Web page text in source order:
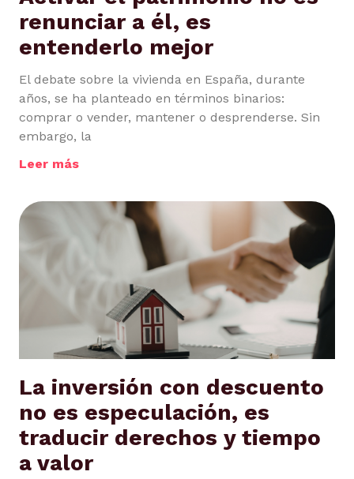
renunciar a él, es
entenderlo mejor
El debate sobre la vivienda en España, durante
años, se ha planteado en términos binarios:
comprar o vender, mantener o desprenderse. Sin
embargo, la
Leer más
La inversión con descuento
no es especulación, es
traducir derechos y tiempo
a valor